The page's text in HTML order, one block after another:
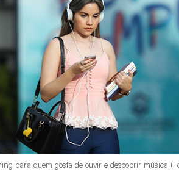
para quem gosta de ouvir e descobrir música